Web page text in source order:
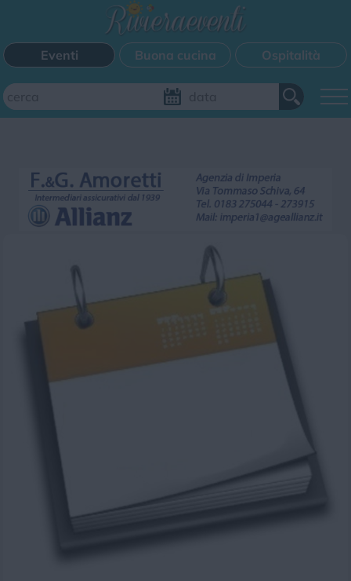
Eventi Buona cucina Ospitalità
FILTRI EVENTI
Questo weekend
CATEGORIE EVENTI
Bimbi Cinema Corsi
SpettacoloSport